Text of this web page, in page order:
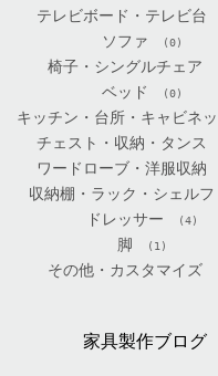
テレビボード・テレビ台
ソファ (0)
椅子・シングルチェア
ベッド (0)
キッチン・台所・キャビネッ
チェスト・収納・タンス
ワードローブ・洋服収納
収納棚・ラック・シェルフ
ドレッサー (4)
脚 (1)
その他・カスタマイズ
家具製作ブログ